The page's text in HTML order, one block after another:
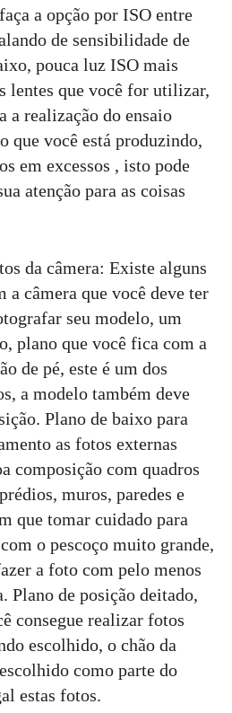
a opção por ISO entre
de sensibilidade de
pouca luz ISO mais
lentes que você for utilizar,
a realização do ensaio
que você está produzindo,
em excessos , isto pode
atenção para as coisas
da câmera: Existe alguns
a câmera que você deve ter
seu modelo, um
plano que você fica com a
de pé, este é um dos
a modelo também deve
Plano de baixo para
as fotos externas
composição com quadros
muros, paredes e
que tomar cuidado para
o pescoço muito grande,
a foto com pelo menos
Plano de posição deitado,
consegue realizar fotos
escolhido, o chão da
como parte do
estas fotos.